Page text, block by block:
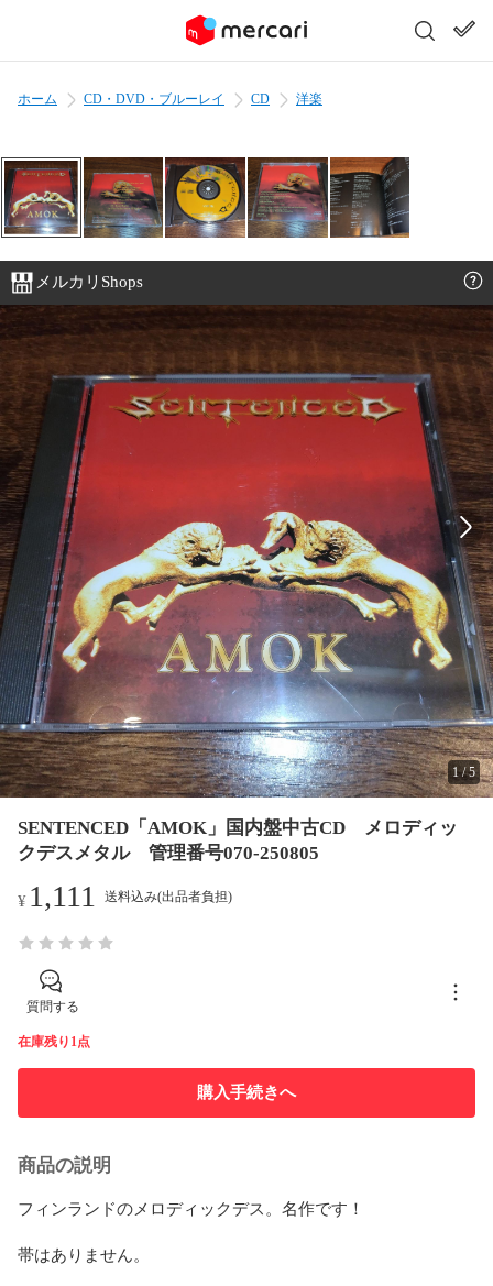
ホーム CD・DVD・ブルーレイ CD 洋楽
メルカリShops
1/5
SENTENCED「AMOK」国内盤中古CD メロディッ
クデスメタル 管理番号070-250805
¥ 1,111 送料込み(出品者負担)
質問する
在庫残り1点
購入手続きへ
商品の説明
フィンランドのメロディックデス。名作です！
帯はありません。